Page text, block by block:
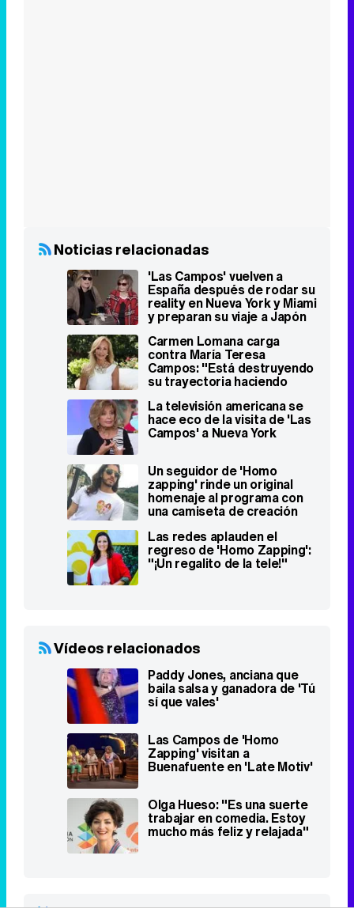
Noticias relacionadas
'Las Campos' vuelven a
España después de rodar su
reality en Nueva York y Miami
y preparan su viaje a Japón
Carmen Lomana carga
contra María Teresa
Campos: "Está destruyendo
su trayectoria haciendo
mamarrachadas"
La televisión americana se
hace eco de la visita de 'Las
Campos' a Nueva York
Un seguidor de 'Homo
zapping' rinde un original
homenaje al programa con
una camiseta de creación
Las redes aplauden el
regreso de 'Homo Zapping':
"¡Un regalito de la tele!"
Vídeos relacionados
Paddy Jones, anciana que
baila salsa y ganadora de 'Tú
sí que vales'
Las Campos de 'Homo
Zapping' visitan a
Buenafuente en 'Late Motiv'
Olga Hueso: "Es una suerte
trabajar en comedia. Estoy
mucho más feliz y relajada"